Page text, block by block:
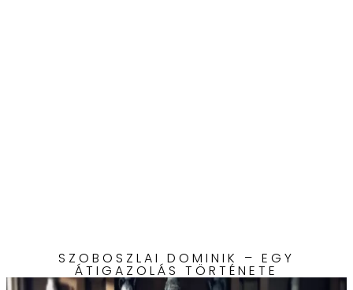
SZOBOSZLAI DOMINIK – EGY
ÁTIGAZOLÁS TÖRTÉNETE